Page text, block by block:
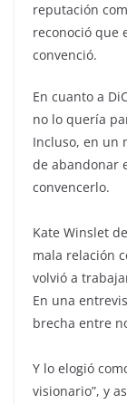
reputación
reconoció que
convenció.
En cuanto a
no lo quería
Incluso, en un
de abandonar
convencerlo.
Kate Winslet
mala relación
volvió a
En una
brecha entre
Y lo elogió
visionario”, y